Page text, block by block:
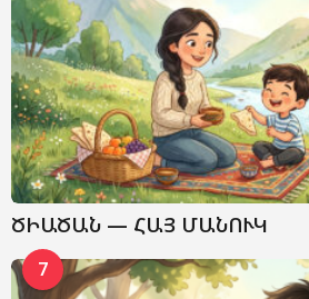
ԾԻԱԾԱՆ — ՀԱՅ ՄԱՆՈՒԿ
7